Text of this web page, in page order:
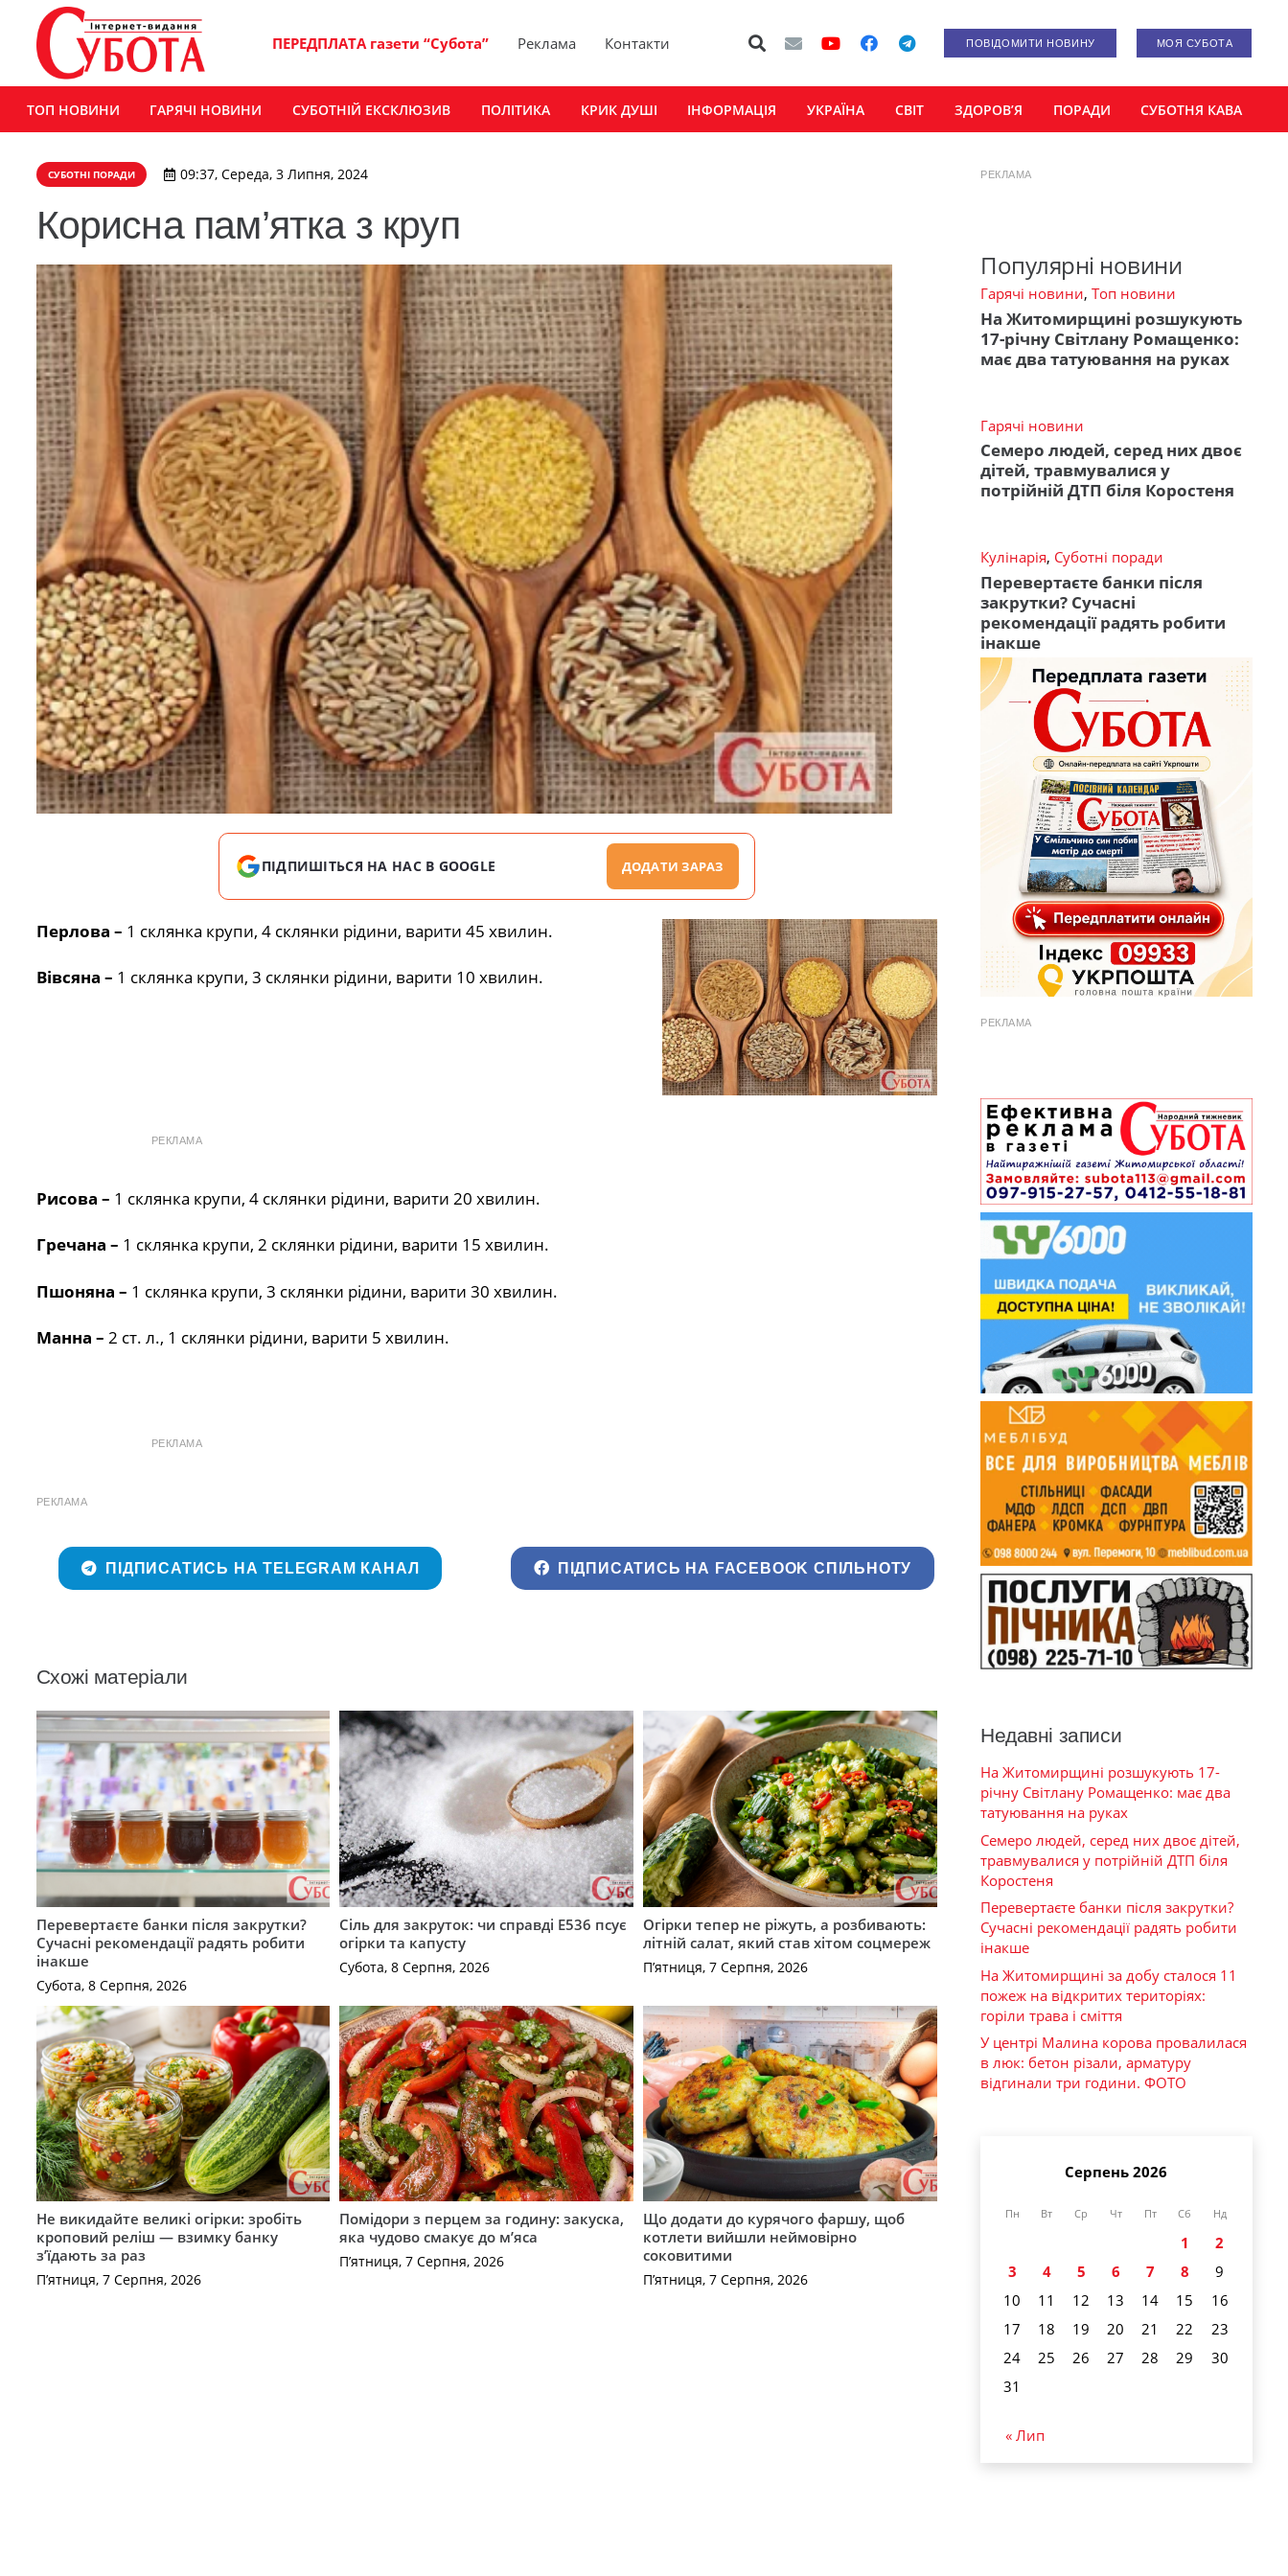
ПЕРЕДПЛАТА газети “Субота” Реклама Контакти ПОВІДОМИТИ НОВИНУ МОЯ СУБОТА
ТОП НОВИНИ ГАРЯЧІ НОВИНИ СУБОТНІЙ ЕКСКЛЮЗИВ ПОЛІТИКА КРИК ДУШІ ІНФОРМАЦІЯ УКРАЇНА СВІТ ЗДОРОВ’Я ПОРАДИ СУБОТНЯ КАВА
СУБОТНІ ПОРАДИ 09:37, Середа, 3 Липня, 2024
Корисна пам’ятка з круп
ПІДПИШІТЬСЯ НА НАС В GOOGLE ДОДАТИ ЗАРАЗ
Перлова – 1 склянка крупи, 4 склянки рідини, варити 45 хвилин.
Вівсяна – 1 склянка крупи, 3 склянки рідини, варити 10 хвилин.
РЕКЛАМА
Рисова – 1 склянка крупи, 4 склянки рідини, варити 20 хвилин.
Гречана – 1 склянка крупи, 2 склянки рідини, варити 15 хвилин.
Пшоняна – 1 склянка крупи, 3 склянки рідини, варити 30 хвилин.
Манна – 2 ст. л., 1 склянки рідини, варити 5 хвилин.
РЕКЛАМА
РЕКЛАМА
ПІДПИСАТИСЬ НА TELEGRAM КАНАЛ ПІДПИСАТИСЬ НА FACEBOOK СПІЛЬНОТУ
Схожі матеріали
Перевертаєте банки після закрутки?
Сучасні рекомендації радять робити
інакше
Субота, 8 Серпня, 2026
Сіль для закруток: чи справді Е536 псує
огірки та капусту
Субота, 8 Серпня, 2026
Огірки тепер не ріжуть, а розбивають:
літній салат, який став хітом соцмереж
П’ятниця, 7 Серпня, 2026
Не викидайте великі огірки: зробіть
кроповий реліш — взимку банку
з’їдають за раз
П’ятниця, 7 Серпня, 2026
Помідори з перцем за годину: закуска,
яка чудово смакує до м’яса
П’ятниця, 7 Серпня, 2026
Що додати до курячого фаршу, щоб
котлети вийшли неймовірно
соковитими
П’ятниця, 7 Серпня, 2026
РЕКЛАМА
Популярні новини
Гарячі новини, Топ новини
На Житомирщині розшукують
17-річну Світлану Ромащенко:
має два татуювання на руках
Гарячі новини
Семеро людей, серед них двоє
дітей, травмувалися у
потрійній ДТП біля Коростеня
Кулінарія, Суботні поради
Перевертаєте банки після
закрутки? Сучасні
рекомендації радять робити
інакше
РЕКЛАМА
Недавні записи
На Житомирщині розшукують 17-
річну Світлану Ромащенко: має два
татуювання на руках
Семеро людей, серед них двоє дітей,
травмувалися у потрійній ДТП біля
Коростеня
Перевертаєте банки після закрутки?
Сучасні рекомендації радять робити
інакше
На Житомирщині за добу сталося 11
пожеж на відкритих територіях:
горіли трава і сміття
У центрі Малина корова провалилася
в люк: бетон різали, арматуру
відгинали три години. ФОТО
Серпень 2026
Пн Вт Ср Чт Пт Сб Нд
1
2
3
4 5 6 7 8
9
10
11 12 13 14 15
16
17
18 19 20 21 22
23
24
25 26 27 28 29
30
31
« Лип